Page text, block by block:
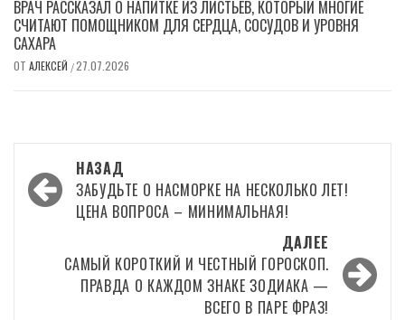
ВРАЧ РАССКАЗАЛ О НАПИТКЕ ИЗ ЛИСТЬЕВ, КОТОРЫЙ МНОГИЕ
СЧИТАЮТ ПОМОЩНИКОМ ДЛЯ СЕРДЦА, СОСУДОВ И УРОВНЯ
САХАРА
ОТ АЛЕКСЕЙ /27.07.2026
Навигация
записи
НАЗАД
ЗАБУДЬТЕ О НАСМОРКЕ НА НЕСКОЛЬКО ЛЕТ!
ЦЕНА ВОПРОСА – МИНИМАЛЬНАЯ!
ДАЛЕЕ
САМЫЙ КОРОТКИЙ И ЧЕСТНЫЙ ГОРОСКОП.
ПРАВДА О КАЖДОМ ЗНАКЕ ЗОДИАКА —
ВСЕГО В ПАРЕ ФРАЗ!